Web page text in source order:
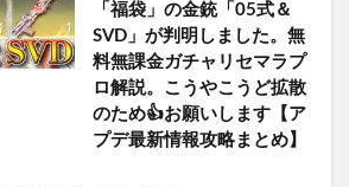
「福袋」の金銃「05式＆
SVD」が判明しました。無
料無課金ガチャリセマラプ
ロ解説。こうやこうど拡散
のため👍お願いします【ア
プデ最新情報攻略まとめ】